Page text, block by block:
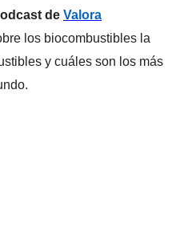
de Valora
los biocombustibles la
y cuáles son los más